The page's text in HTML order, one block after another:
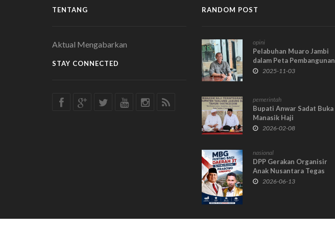
TENTANG
Aktual Mengabarkan
STAY CONNECTED
RANDOM POST
opini
Pelabuhan Muaro Jambi
dalam Peta Pembangunan
Jangka Panjang: Peluang
Kebijakan Daerah
2025-11-03
pemerintah
Bupati Anwar Sadat Buka
Manasik Haji
Terintegrasi Tahun 1447
2026-02-08
nasional
DPP Gerakan Organisir
Anak Nusantara Tegas
Menentang Tuntutan
2026-06-13